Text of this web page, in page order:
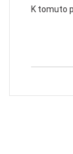
K tomuto